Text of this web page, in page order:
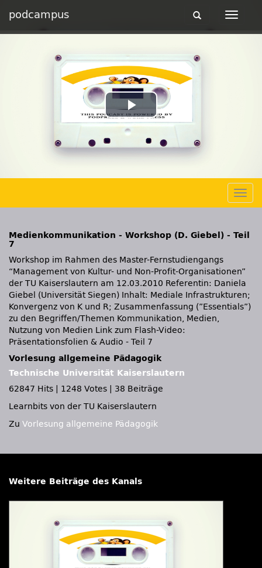
podcampus
Toggle
Toggle
Play
Video
Medienkommunikation - Workshop (D. Giebel) - Teil
7
Workshop im Rahmen des Master-Fernstudiengangs
“Management von Kultur- und Non-Profit-Organisationen”
der TU Kaiserslautern am 12.03.2010 Referentin: Daniela
Giebel (Universität Siegen) Inhalt: Mediale Infrastrukturen;
Konvergenz von K und R; Zusammenfassung (”Essentials”)
zu den Begriffen/Themen Kommunikation, Medien,
Nutzung von Medien Link zum Flash-Video:
Präsentationsfolien & Audio - Teil 7
Vorlesung allgemeine Pädagogik
Technische Universität Kaiserslautern
62847 Hits
1248 Votes
38 Beiträge
Learnbits von der TU Kaiserslautern
Zu Vorlesung allgemeine Pädagogik
Weitere Beiträge des Kanals